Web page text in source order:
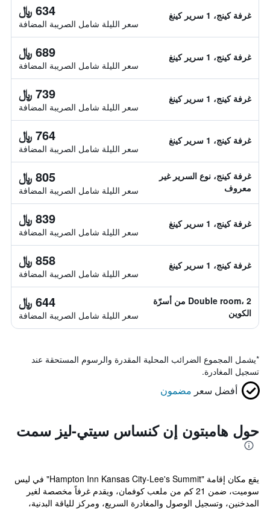
غرفة كينج، 1 سرير كينغ 634 ﷼
سعر الليلة شامل الصريبة المضافة
غرفة كينج، 1 سرير كينغ 689 ﷼
سعر الليلة شامل الصريبة المضافة
غرفة كينج، 1 سرير كينغ 739 ﷼
سعر الليلة شامل الصريبة المضافة
غرفة كينج، 1 سرير كينغ 764 ﷼
سعر الليلة شامل الصريبة المضافة
غرفة كينج، نوع السرير غير
معروف
805 ﷼
سعر الليلة شامل الصريبة المضافة
غرفة كينج، 1 سرير كينغ 839 ﷼
سعر الليلة شامل الصريبة المضافة
غرفة كينج، 1 سرير كينغ 858 ﷼
سعر الليلة شامل الصريبة المضافة
Double room، 2 من أسرّة
الكوين
644 ﷼
سعر الليلة شامل الصريبة المضافة
*يشمل المجموع الضرائب المحلية المقدرة والرسوم المستحقة عند
تسجيل المغادرة.
أفضل سعر مضمون
حول هامبتون إن كنساس سيتي-ليز سمت
يقع مكان إقامة "Hampton Inn Kansas City-Lee's Summit" في ليس
سوميت، ضمن 21 كم من ملعب كوفمان، ويقدم غرفاً مخصصة لغير
المدخنين، وتسجيل الوصول والمغادرة السريع، ومركز للياقة البدنية،